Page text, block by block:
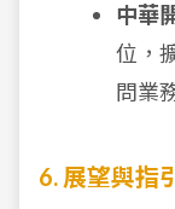
中華
位，
問業
6. 展望與指